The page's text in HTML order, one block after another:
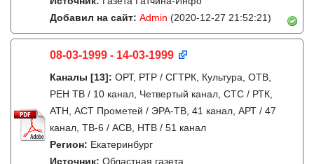
Добавил на сайт: Admin (2020-12-27 21:52:21)
08-03-1999 - 14-03-1999
Каналы [13]: ОРТ, РТР / СГТРК, Культура, ОТВ,
РЕН ТВ / 10 канал, Четвертый канал, СТС / РТК,
АТН, АСТ Прометей / ЭРА-ТВ, 41 канал, АРТ / 47
канал, ТВ-6 / АСВ, НТВ / 51 канал
Регион: Екатеринбург
Источник: Областная газета